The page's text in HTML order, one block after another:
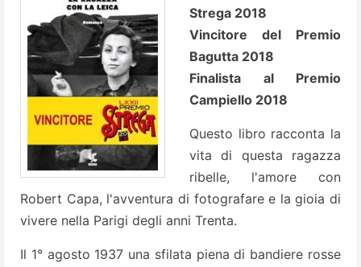
Strega 2018
Vincitore del Premio
Bagutta 2018
Finalista al Premio
Campiello 2018
Questo libro racconta la
vita di questa ragazza
ribelle, l'amore con
Robert Capa, l'avventura di fotografare e la gioia di
vivere nella Parigi degli anni Trenta.
Il 1° agosto 1937 una sfilata piena di bandiere rosse